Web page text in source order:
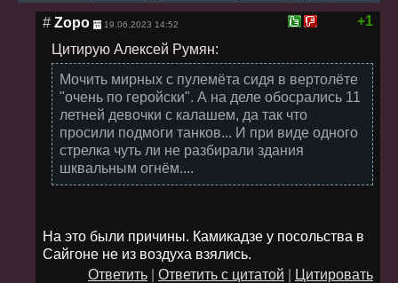
+1
# Zоро 19.06.2023 14:52
Цитирую Алексей Румян:
Мочить мирных с пулемёта сидя в вертолёте
"очень по геройски". А на деле обосрались 11
летней девочки с калашем, да так что
просили подмоги танков... И при виде одного
стрелка чуть ли не разбирали здания
шквальным огнём....
На это были причины. Камикадзе у посольства в
Сайгоне не из воздуха взялись.
Ответить
Ответить с цитатой
Цитировать